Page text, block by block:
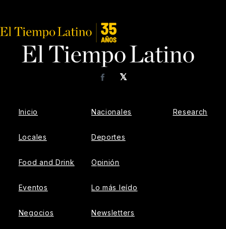
𝕏
Facebook
Inicio
Locales
Food and Drink
Eventos
Negocios
Nacionales
Deportes
Opinión
Lo más leído
Newsletters
Research